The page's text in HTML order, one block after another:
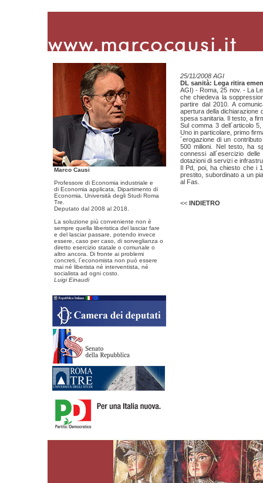
Marco Causi
Professore di Economia industriale e
di Economia applicata, Dipartimento di
Economia, Università degli Studi Roma
Tre.
Deputato dal 2008 al 2018.
La soluzione più conveniente non è
sempre quella liberistica del lasciar fare
e del lasciar passare, potendo invece
essere, caso per caso, di sorveglianza o
diretto esercizio statale o comunale o
altro ancora. Di fronte ai problemi
concreti, l´economista non può essere
mai né liberista né interventista, né
socialista ad ogni costo.
Luigi Einaudi
25/11/2008 AGI
DL sanità: Lega ritira
AGI) - Roma, 25 nov. - La
che chiedeva la
partire dal 2010. A
apertura della dichiarazione
spesa sanitaria. Il testo, a
Sul comma 3 dell´articolo
Uno in particolare, primo
´erogazione di un
500 milioni. Nel testo, ha
connessi all´esercizio
dotazioni di servizi e
Il Pd, poi, ha chiesto che i
prestito, subordinato a un
al Fas.
<< INDIETRO